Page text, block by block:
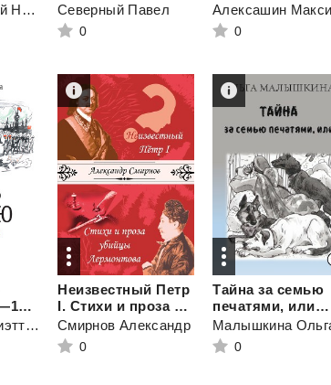
Вагнер Николай Николаевич
Северный Павел
0
Алексашин
0
Россию. 1861—1922
Чудакова Мариэтта Омаровна
Неизвестный Петр
I. Стихи и проза убийцы Лермонтова (сборник)
Смирнов Александр
0
Тайна за семью
печатями, или…
Малышкина
0